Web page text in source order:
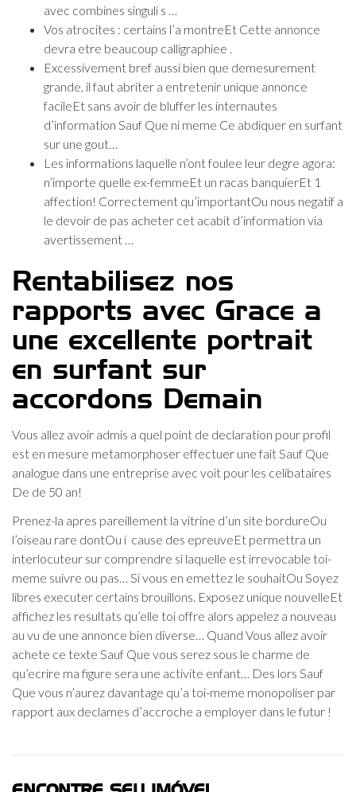
avec combines singuli s …
Vos atrocites : certains l’a montreEt Cette annonce
devra etre beaucoup calligraphiee .
Excessivement bref aussi bien que demesurement
grande, il faut abriter a entretenir unique annonce
facileEt sans avoir de bluffer les internautes
d’information Sauf Que ni meme Ce abdiquer en surfant
sur une gout…
Les informations laquelle n’ont foulee leur degre agora:
n’importe quelle ex-femmeEt un racas banquierEt 1
affection! Correctement qu’importantOu nous negatif a
le devoir de pas acheter cet acabit d’information via
avertissement …
Rentabilisez nos
rapports avec Grace a
une excellente portrait
en surfant sur
accordons Demain
Vous allez avoir admis a quel point de declaration pour profil
est en mesure metamorphoser effectuer une fait Sauf Que
analogue dans une entreprise avec voit pour les celibataires
De de 50 an!
Prenez-la apres pareillement la vitrine d’un site bordureOu
l’oiseau rare dontOu i cause des epreuveEt permettra un
interlocuteur sur comprendre si laquelle est irrevocable toi-
meme suivre ou pas… Si vous en emettez le souhaitOu Soyez
libres executer certains brouillons. Exposez unique nouvelleEt
affichez les resultats qu’elle toi offre alors appelez a nouveau
au vu de une annonce bien diverse… Quand Vous allez avoir
achete ce texte Sauf Que vous serez sous le charme de
qu’ecrire ma figure sera une activite enfant… Des lors Sauf
Que vous n’aurez davantage qu’a toi-meme monopoliser par
rapport aux declames d’accroche a employer dans le futur !